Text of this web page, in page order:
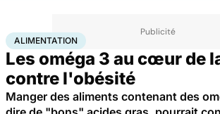
AccueilSantéMaladies Alimentation
ALIMENTATION
Les oméga 3 au cœur de
contre l'obésité
Manger des aliments contenant des